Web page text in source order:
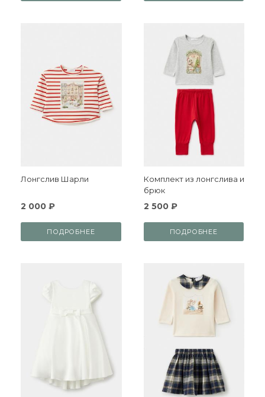
Лонгслив Шарли
2 000 ₽
ПОДРОБНЕЕ
Комплект из лонгслива и
брюк
2 500 ₽
ПОДРОБНЕЕ